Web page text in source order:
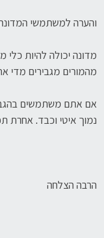
והערה למשתמשי
מדונה יכולה להיות כלי
מהמורים מגבירים מדי
אם אתם משתמשים
נמוך איטי וכבד. אחרת
הרבה הצלחה